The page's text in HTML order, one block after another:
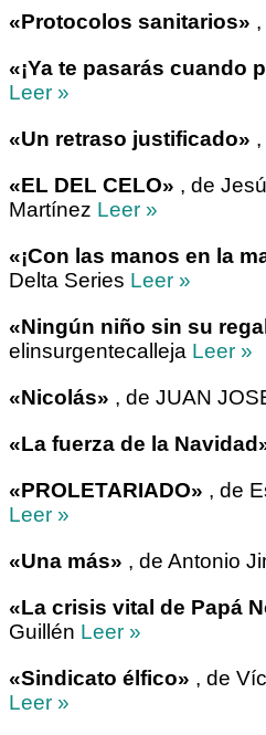
«Protocolos sanitarios»
«¡Ya te pasarás cuando
Leer »
«Un retraso justificado»
«EL DEL CELO» , de
Martínez Leer »
«¡Con las manos en la
Delta Series Leer »
«Ningún niño sin su
elinsurgentecalleja Leer »
«Nicolás» , de JUAN
«La fuerza de la
«PROLETARIADO» , de
Leer »
«Una más» , de Antonio
«La crisis vital de Papá
Guillén Leer »
«Sindicato élfico» , de
Leer »